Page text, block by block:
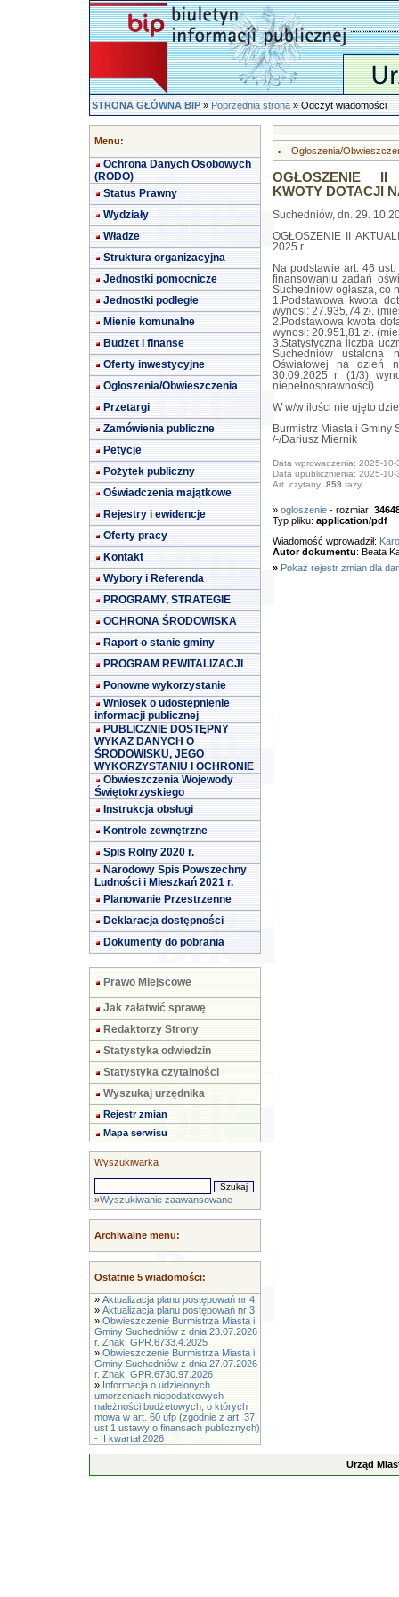
STRONA GŁÓWNA BIP»Poprzednia strona» Odczyt wiadomości
Menu:
Ochrona Danych Osobowych
(RODO)
Status Prawny
Wydziały
Władze
Struktura organizacyjna
Jednostki pomocnicze
Jednostki podległe
Mienie komunalne
Budżet i finanse
Oferty inwestycyjne
Ogłoszenia/Obwieszczenia
Przetargi
Zamówienia publiczne
Petycje
Pożytek publiczny
Oświadczenia majątkowe
Rejestry i ewidencje
Oferty pracy
Kontakt
Wybory i Referenda
PROGRAMY, STRATEGIE
OCHRONA ŚRODOWISKA
Raport o stanie gminy
PROGRAM REWITALIZACJI
Ponowne wykorzystanie
Wniosek o udostępnienie
informacji publicznej
PUBLICZNIE DOSTĘPNY
WYKAZ DANYCH O
ŚRODOWISKU, JEGO
WYKORZYSTANIU I OCHRONIE
Obwieszczenia Wojewody
Świętokrzyskiego
Instrukcja obsługi
Kontrole zewnętrzne
Spis Rolny 2020 r.
Narodowy Spis Powszechny
Ludności i Mieszkań 2021 r.
Planowanie Przestrzenne
Deklaracja dostępności
Dokumenty do pobrania
Prawo Miejscowe
Jak załatwić sprawę
Redaktorzy Strony
Statystyka odwiedzin
Statystyka czytalności
Wyszukaj urzędnika
Rejestr zmian
Mapa serwisu
Wyszukiwarka
»Wyszukiwanie zaawansowane
Archiwalne menu:
Ostatnie 5 wiadomości:
» Aktualizacja planu postępowań nr 4
» Aktualizacja planu postępowań nr 3
» Obwieszczenie Burmistrza Miasta i
Gminy Suchedniów z dnia 23.07.2026
r. Znak: GPR.6733.4.2025
» Obwieszczenie Burmistrza Miasta i
Gminy Suchedniów z dnia 27.07.2026
r. Znak: GPR.6730.97.2026
» Informacja o udzielonych
umorzeniach niepodatkowych
należności budżetowych, o których
mowa w art. 60 ufp (zgodnie z art. 37
ust 1 ustawy o finansach publicznych)
- II kwartał 2026
Ogłoszenia/
OGŁOSZENIE II
KWOTY DOTACJI
Suchedniów, dn. 29.
OGŁOSZENIE II
2025 r.
Na podstawie art. 46
finansowaniu zadań
Suchedniów ogłasza, co
1.Podstawowa kwota
wynosi: 27.935,74 zł.
2.Podstawowa kwota
wynosi: 20.951,81 zł.
3.Statystyczna liczba
Suchedniów ustalona
Oświatowej na dzień
30.09.2025 r. (1/3)
niepełnosprawności).
W w/w ilości nie ujęto
Burmistrz Miasta i Gminy
/-/Dariusz Miernik
Data wprowadzenia: 2025-10-
Data upublicznienia: 2025-10-
Art. czytany: 859 razy
» ogloszenie- rozmiar:
Typ pliku: application/pdf
Wiadomość wprowadził:
Autor dokumentu: Beata
» Pokaż rejestr zmian dla
Urząd